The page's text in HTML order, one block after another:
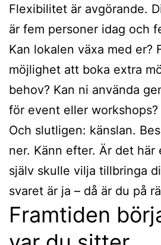
Flexibilitet är avgörande.
är fem personer idag och
Kan lokalen växa med er?
möjlighet att boka extra
behov? Kan ni använda
för event eller workshops?
Och slutligen: känslan.
ner. Känn efter. Är det här
själv skulle vilja tillbringa
svaret är ja – då är du på
Framtiden